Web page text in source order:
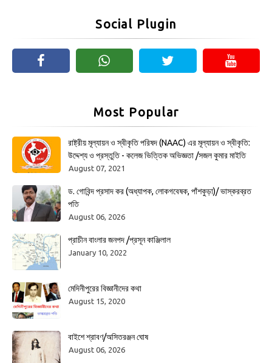
Social Plugin
Most Popular
রাষ্ট্রীয় মূল্যায়ন ও স্বীকৃতি পরিষদ (NAAC) এর মূল্যায়ন ও স্বীকৃতি:
উদ্দেশ্য ও প্রস্তুতি - কলেজ ভিত্তিক অভিজ্ঞতা /সজল কুমার মাইতি
August 07, 2021
ড. গোবিন্দ প্রসাদ কর (অধ্যাপক, লোকগবেষক, পাঁশকুড়া)/ ভাস্করব্রত
পতি
August 06, 2026
প্রাচীন বাংলার জনপদ /প্রসূন কাঞ্জিলাল
January 10, 2022
মেদিনীপুরের বিজ্ঞানীদের কথা
August 15, 2020
বাইশে শ্রাবণ/অসিতরঞ্জন ঘোষ
August 06, 2026